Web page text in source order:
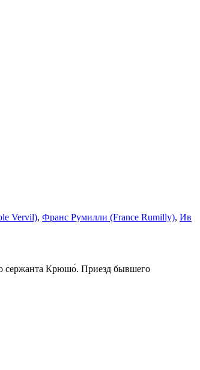
Vervil), Франс Румилли (France Rumilly), Ив
сержанта Крюшо́. Приезд бывшего